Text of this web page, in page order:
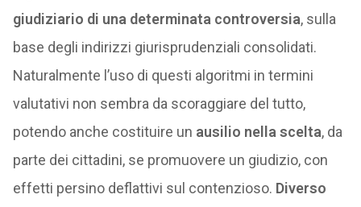
giudiziario di una determinata controversia, sulla
base degli indirizzi giurisprudenziali consolidati.
Naturalmente l’uso di questi algoritmi in termini
valutativi non sembra da scoraggiare del tutto,
potendo anche costituire un ausilio nella scelta, da
parte dei cittadini, se promuovere un giudizio, con
effetti persino deflattivi sul contenzioso. Diverso